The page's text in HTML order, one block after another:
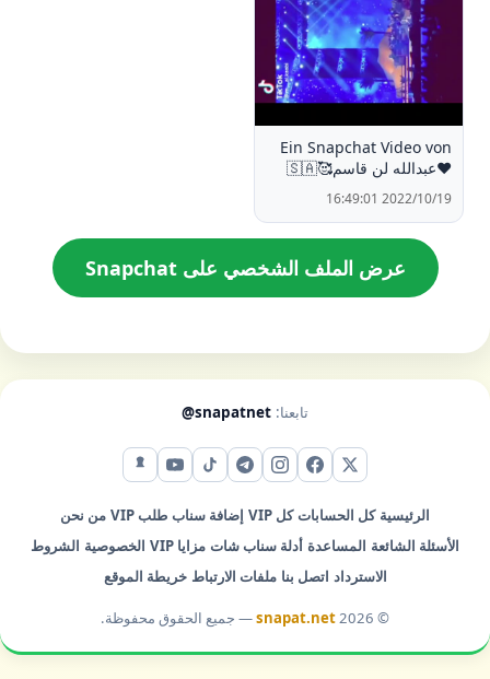
Ein Snapchat Video von
❤عبدالله لن قاسم🥰🇸🇦
2022/10/19 16:49:01
عرض الملف الشخصي على Snapchat
تابعنا: @snapatnet
X (تويتر) فيس بوكإنستقرامتيليجرامتيك توكيوتيوبسناب شات
الرئيسية كل الحسابات كل VIP إضافة سناب طلب VIP
من نحن
الأسئلة الشائعة المساعدة أدلة سناب شات مزايا VIP الخصوصية الشروط
الاسترداد اتصل بنا ملفات الارتباط خريطة الموقع
© 2026
snapat.net— جميع الحقوق محفوظة.